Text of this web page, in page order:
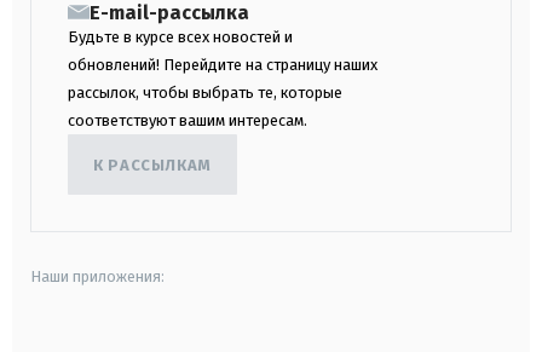
E-mail-рассылка
Будьте в курсе всех новостей и
обновлений! Перейдите на страницу наших
рассылок, чтобы выбрать те, которые
соответствуют вашим интересам.
К РАССЫЛКАМ
Наши приложения: